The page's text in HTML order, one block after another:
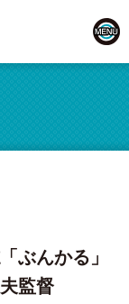
ぶんかる」
監督